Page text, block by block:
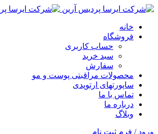
خانه
فروشگاه
حساب کاربری
سبد خرید
سفارش
محصولات مراقبتی پوست و مو
ساپورتهای ارتوپدی
تماس با ما
درباره ما
وبلاگ
ورود / فرم ثبت نام